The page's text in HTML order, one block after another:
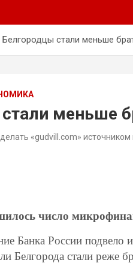
Белгородцы стали меньше
меньше
«gudvill.com» источником
число
Банка России
Белгорода стали реже